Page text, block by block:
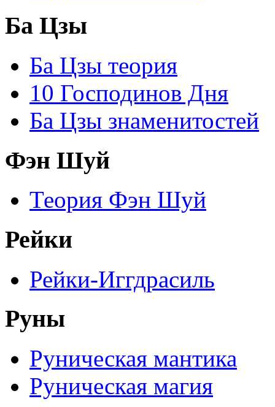
Ба Цзы
Ба Цзы теория
10 Господинов Дня
Ба Цзы знаменитостей
Фэн Шуй
Теория Фэн Шуй
Рейки
Рейки-Иггдрасиль
Руны
Руническая мантика
Руническая магия